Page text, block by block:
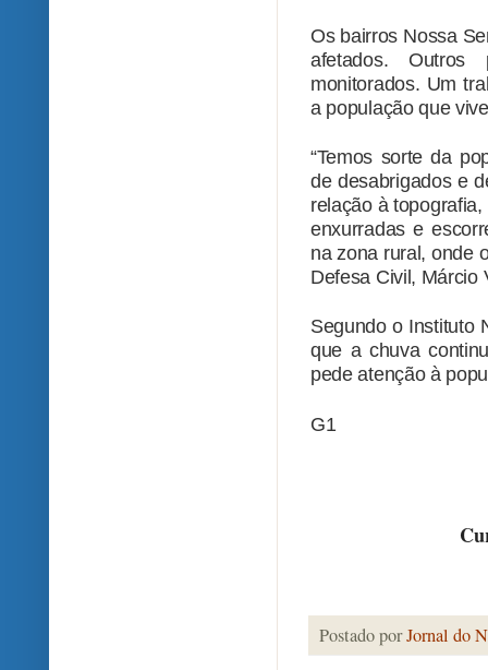
Os bairros Nossa
afetados.
monitorados. Um
a população que
“Temos sorte da
de desabrigados e
relação à
enxurradas e
na zona rural, onde
Defesa Civil, Márcio
Segundo o Instituto
que a chuva
pede atenção à
G1
Postado porJornal do